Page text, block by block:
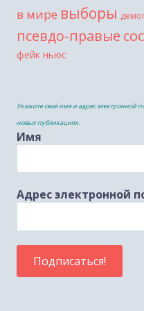
в мире выборы
псевдо-правые
фейк ньюс
Укажите своё имя и адрес электронной
новых публикациях.
Имя
Адрес электронной